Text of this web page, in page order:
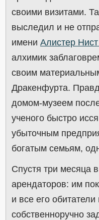
своими визитами.
выследил и не
имениАлистер
алхимик
своим
Дракенфурта.
домом-музеем
ученого быстро
убыточным
богатым семьям,
Спустя три месяца
арендаторов: им
и все его
собственноручно